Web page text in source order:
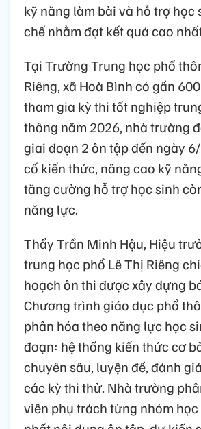
kỹ năng làm bài và hỗ trợ học
chế nhằm đạt kết quả cao
Tại Trường Trung học phổ
Riêng, xã Hoà Bình có gần
tham gia kỳ thi tốt nghiệp
thông năm 2026, nhà trường
giai đoạn 2 ôn tập đến ngày
cố kiến thức, nâng cao kỹ
tăng cường hỗ trợ học sinh
năng lực.
Thầy Trần Minh Hậu, Hiệu
trung học phổ Lê Thị Riêng
hoạch ôn thi được xây dựng
Chương trình giáo dục phổ
phân hóa theo năng lực học
đoạn: hệ thống kiến thức cơ
chuyên sâu, luyện đề, đánh
các kỳ thi thử. Nhà trường
viên phụ trách từng nhóm